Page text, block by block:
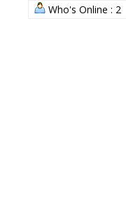
Who's Online : 2